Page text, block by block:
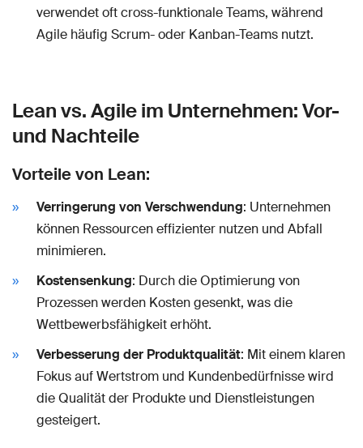
verwendet oft cross-funktionale Teams, während
Agile häufig Scrum- oder Kanban-Teams nutzt.
Lean vs. Agile im Unternehmen: Vor-
und Nachteile
Vorteile von Lean:
Verringerung von Verschwendung: Unternehmen
können Ressourcen effizienter nutzen und Abfall
minimieren.
Kostensenkung: Durch die Optimierung von
Prozessen werden Kosten gesenkt, was die
Wettbewerbsfähigkeit erhöht.
Verbesserung der Produktqualität: Mit einem klaren
Fokus auf Wertstrom und Kundenbedürfnisse wird
die Qualität der Produkte und Dienstleistungen
gesteigert.